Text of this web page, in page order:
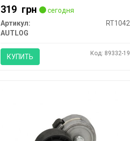
319 грн
сегодня
Артикул:
RT1042
AUTLOG
КУПИТЬ Код: 89332-19